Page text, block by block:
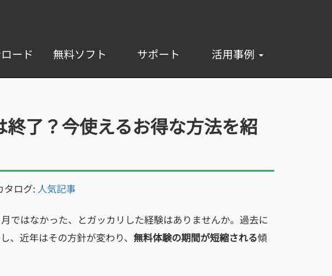
ード 無料ソフト サポート 活用事例
了？今使えるお得な方法を紹
タログ: 人気記事
ではなかった、とガッカリした経験はありませんか。過去に
、近年はその方針が変わり、 無料体験の期間が短縮される傾